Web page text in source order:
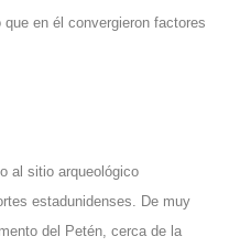
en él convergieron factores
al sitio arqueológico
estadunidenses. De muy
del Petén, cerca de la